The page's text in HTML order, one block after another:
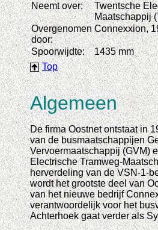
Neemt over:
Twentsche
Maatschappij
Overgenomen
door:
Connexxion,
Spoorwijdte:
1435 mm
Top
Algemeen
De firma Oostnet ontstaat in
van de busmaatschappijen
Vervoermaatschappij (GVM)
Electrische Tramweg-
herverdeling van de VSN-1-
wordt het grootste deel van
van het nieuwe bedrijf
verantwoordelijk voor het
Achterhoek gaat verder als